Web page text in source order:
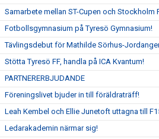
Samarbete mellan ST-Cupen och Stockholm
Fotbollsgymnasium på Tyresö Gymnasium!
Tävlingsdebut för Mathilde Sörhus-
Stötta Tyresö FF, handla på ICA Kvantum!
PARTNERERBJUDANDE
Föreningslivet bjuder in till föräldraträff!
Leah Kembel och Ellie Junetoft uttagna till
Ledarakademin närmar sig!